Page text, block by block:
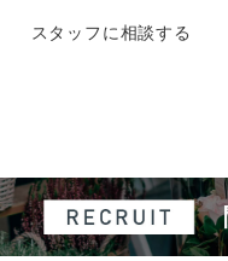
スタッフに相談する